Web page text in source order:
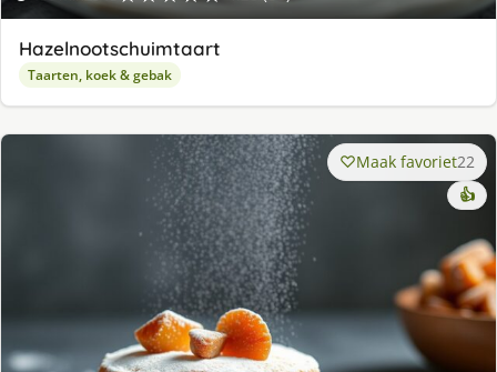
Hazelnootschuimtaart
Taarten, koek & gebak
Maak favoriet22
👍